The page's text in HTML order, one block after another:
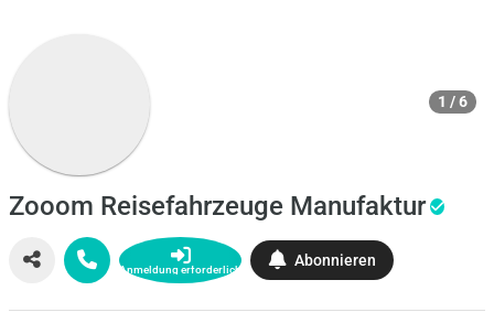
1 / 6
Zooom Reisefahrzeuge Manufaktur
Anmeldung erforderlich
Abonnieren